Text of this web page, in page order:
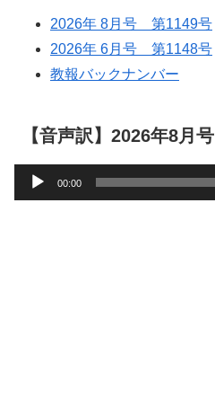
2026年 8月号 第1149号
2026年 6月号 第1148号
教報バックナンバー
【音声訳】2026年8月号
声
00:00